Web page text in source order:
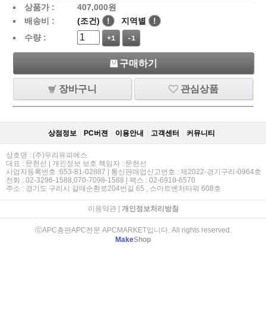
상품가 : 407,000원
배송비 :
(조건) ! 지역별
!
수량 :
+1 -1
구매하기
장바구니 관심상품
상점정보 PC버젼 이용안내 고객센터 커뮤니티
상호명 : (주)우리유피에스
대표 : 문헌선 | 개인정보 보호 책임자 : 문헌선
사업자등록번호 :653-81-02887 | 통신판매업신고번호 : 제2022-경기구리-0964호
전화 : 02-3296-1588,070-7098-1588 | 팩스 : 02-6918-6570
주소 : 경기도 구리시 갈매순환로204번길 65 , 스마트벤처타워 608호
이용약관| 개인정보처리방침
ⓒAPC총판APC전문 APCMARKET입니다. All rights reserved.
MakeShop